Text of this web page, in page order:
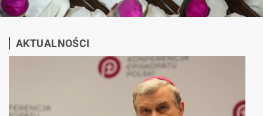
AKTUALNOŚCI